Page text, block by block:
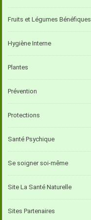
Fruits et Légumes Bénéfiques
Hygiène Interne
Plantes
Prévention
Protections
Santé Psychique
Se soigner soi-même
Site La Santé Naturelle
Sites Partenaires